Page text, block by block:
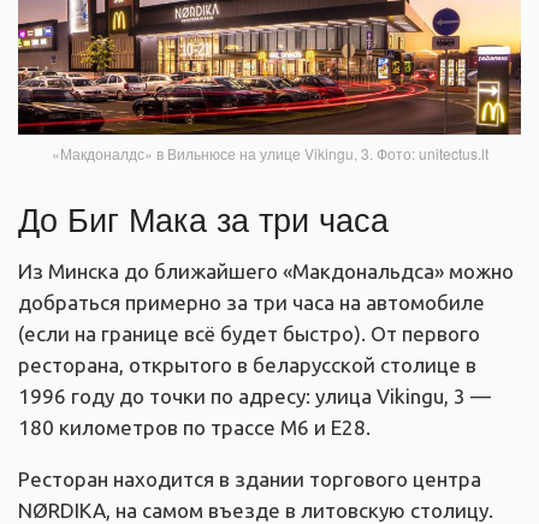
«Макдоналдс» в Вильнюсе на улице Vikingu, 3. Фото: unitectus.lt
До Биг Мака за три часа
Из Минска до ближайшего «Макдональдса» можно
добраться примерно за три часа на автомобиле
(если на границе всё будет быстро). От первого
ресторана, открытого в беларусской столице в
1996 году до точки по адресу: улица Vikingu, 3 —
180 километров по трассе М6 и Е28.
Ресторан находится в здании торгового центра
NØRDIKA, на самом въезде в литовскую столицу.